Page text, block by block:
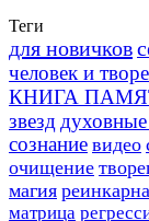
Теги
для новичков
человек и
КНИГА
звезд
сознание видео
очищение
магия
матрица